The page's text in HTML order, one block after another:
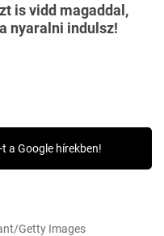
is vidd magaddal,
nyaralni indulsz!
t a Google hírekben!
Getty Images